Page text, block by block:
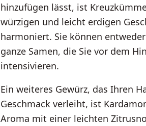
hinzufügen lässt, ist
würzigen und leicht erdigen
harmoniert. Sie können
ganze Samen, die Sie vor dem
intensivieren.
Ein weiteres Gewürz, das Ihren
Geschmack verleiht, ist
Aroma mit einer leichten